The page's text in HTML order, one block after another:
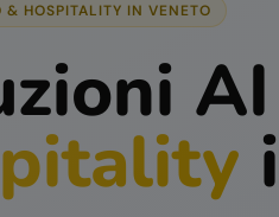
& HOSPITALITY IN VENETO